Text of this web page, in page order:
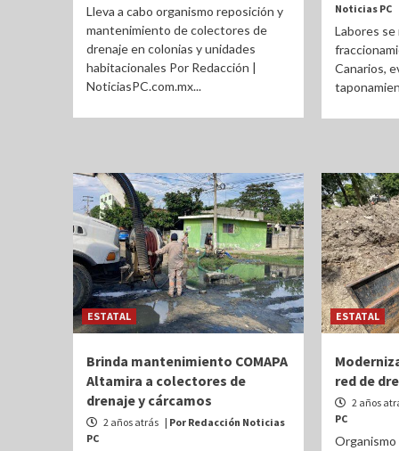
Lleva a cabo organismo reposición y
mantenimiento de colectores de
drenaje en colonias y unidades
habitacionales Por Redacción |
NoticiasPC.com.mx...
Noticias PC
Labores se
Canarios,
ESTATAL
Brinda mantenimiento COMAPA
Altamira a colectores de
drenaje y cárcamos
2 años atrás | Por Redacción Noticias
PC
ESTATAL
red de
2 años
PC